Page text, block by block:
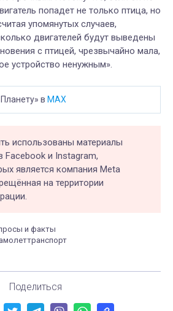
попадет не только птица, но
упомянутых случаев,
двигателей будут выведены
с птицей, чрезвычайно мала,
устройство ненужным».
в MAX
использованы материалы
Facebook и Instagram,
является компания Meta
на территории
и факты
транспорт
Поделиться